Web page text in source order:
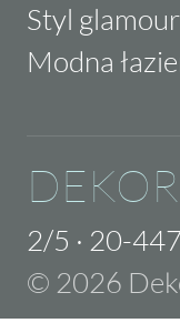
Styl
Modna
2/5 · 20-
© 2026